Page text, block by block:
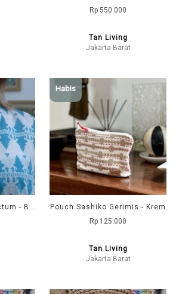
Rp 550.000
Tan Living
Jakarta Barat
Blus Sleeveless Sanctum - Blue
Habis
Pouch Sashiko Gerimis - Krem
Rp 125.000
Tan Living
Jakarta Barat